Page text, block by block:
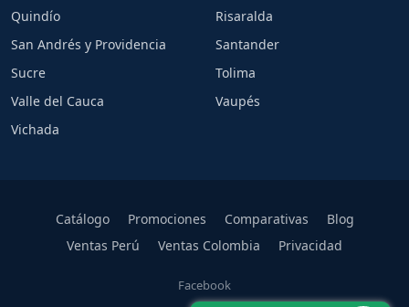
Quindío
Risaralda
San Andrés y Providencia
Santander
Sucre
Tolima
Valle del Cauca
Vaupés
Vichada
Catálogo Promociones Comparativas
Blog
Ventas Perú
Ventas Colombia Privacidad
Facebook